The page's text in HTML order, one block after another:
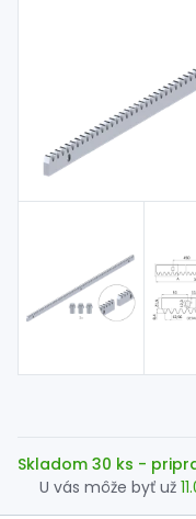
Skladom 30 ks -
U vás môže byť už